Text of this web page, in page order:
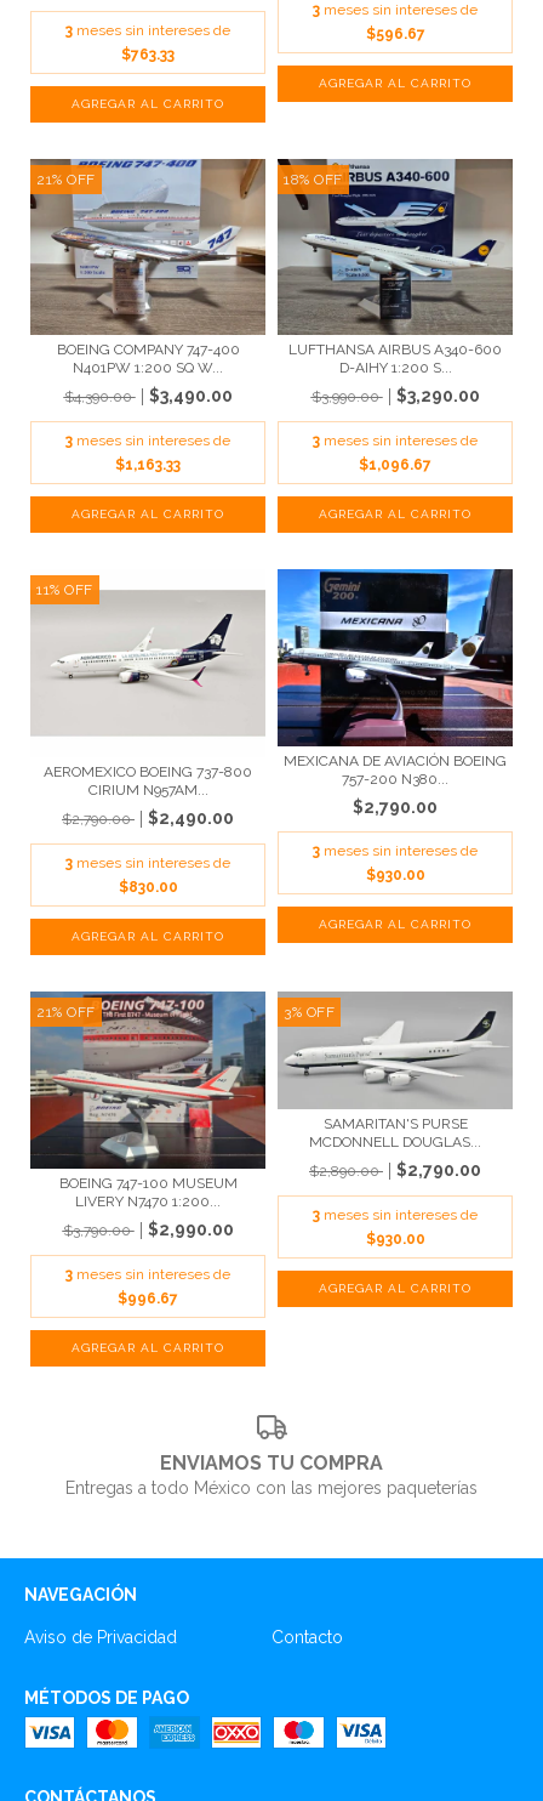
3 meses sin intereses de
$763.33
3 meses sin intereses de
$596.67
21% OFF
BOEING COMPANY 747-400
N401PW 1:200 SQ W...
$4,390.00
$3,490.00
3 meses sin intereses de
$1,163.33
18% OFF
LUFTHANSA AIRBUS A340-600
D-AIHY 1:200 S...
$3,990.00
$3,290.00
3 meses sin intereses de
$1,096.67
11% OFF
AEROMEXICO BOEING 737-800
CIRIUM N957AM...
$2,790.00
$2,490.00
3 meses sin intereses de
$830.00
MEXICANA DE AVIACIÓN BOEING
757-200 N380...
$2,790.00
3 meses sin intereses de
$930.00
21% OFF
BOEING 747-100 MUSEUM
LIVERY N7470 1:200...
$3,790.00
$2,990.00
3 meses sin intereses de
$996.67
3% OFF
SAMARITAN'S PURSE
MCDONNELL DOUGLAS...
$2,890.00
$2,790.00
3 meses sin intereses de
$930.00
ENVIAMOS TU COMPRA
Entregas a todo México con las mejores paqueterías
NAVEGACIÓN
Aviso de Privacidad Contacto
MÉTODOS DE PAGO